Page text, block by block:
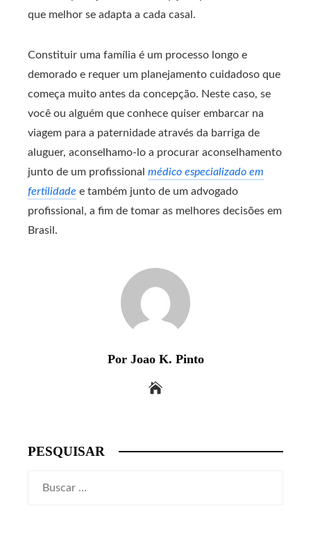
que melhor se adapta a cada casal.
Constituir uma família é um processo longo e
demorado e requer um planejamento cuidadoso que
começa muito antes da concepção. Neste caso, se
você ou alguém que conhece quiser embarcar na
viagem para a paternidade através da barriga de
aluguer, aconselhamo-lo a procurar aconselhamento
junto de um profissional médico especializado em
fertilidade e também junto de um advogado
profissional, a fim de tomar as melhores decisões em
Brasil.
Por Joao K. Pinto
PESQUISAR